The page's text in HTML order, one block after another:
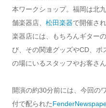
本ワークショップ。福岡は北
舗楽器店、 松田楽器で開催さ
楽器店には、もちろんギター
び、その関連グッズやCD、ポ
の場にいるスタッフやお客さ
開演の約30分前には、今回の
付で配られた